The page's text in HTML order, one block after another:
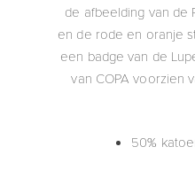
de afbeelding van de
en de rode en oranje
een badge van de
van COPA voorzien
50%